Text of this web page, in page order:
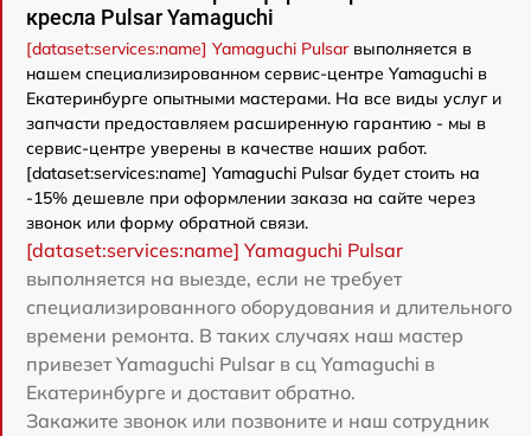
кресла Pulsar Yamaguchi
[dataset:services:name] Yamaguchi Pulsarвыполняется в
нашем специализированном сервис-центре Yamaguchi в
Екатеринбурге опытными мастерами. На все виды услуг и
запчасти предоставляем расширенную гарантию - мы в
сервис-центре уверены в качестве наших работ.
[dataset:services:name] Yamaguchi Pulsar будет стоить на
-15% дешевле при оформлении заказа на сайте через
звонок или форму обратной связи.
[dataset:services:name] Yamaguchi Pulsar
выполняется на выезде, если не требует
специализированного оборудования и длительного
времени ремонта. В таких случаях наш мастер
привезет Yamaguchi Pulsar в сц Yamaguchi в
Екатеринбурге и доставит обратно.
Закажите звонок или позвоните и наш сотрудник